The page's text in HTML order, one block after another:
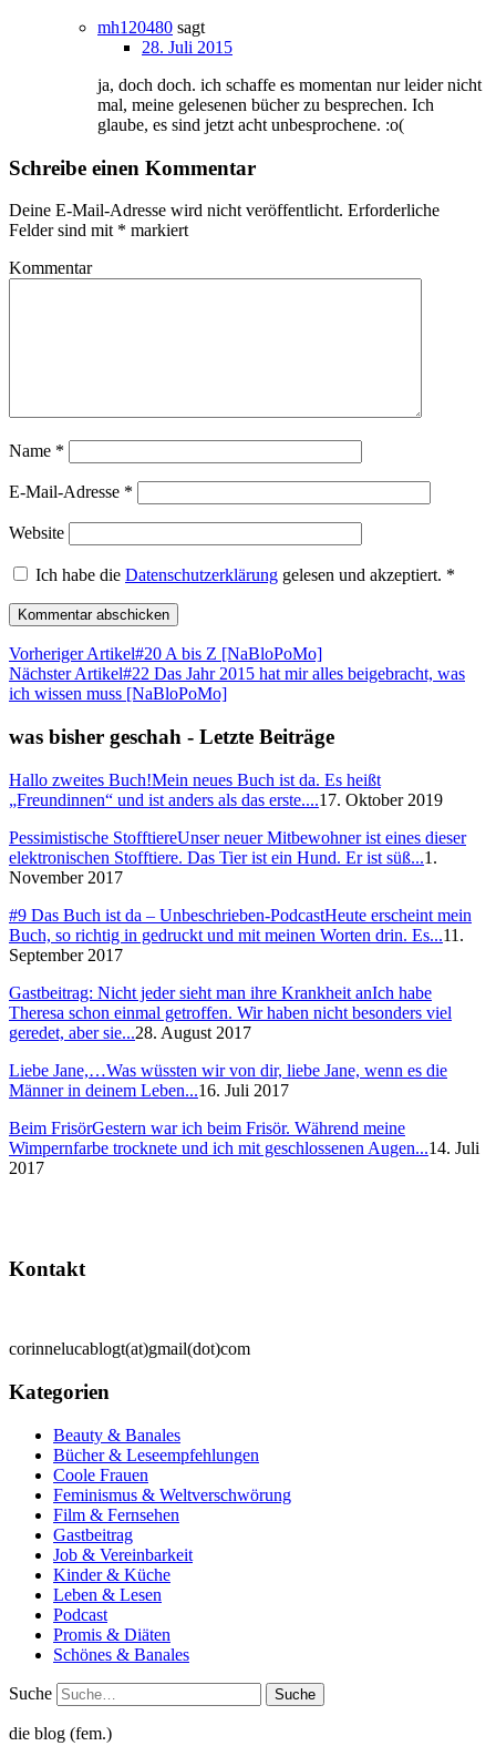
mh120480 sagt
28. Juli 2015
ja, doch doch. ich schaffe es momentan nur leider nicht
mal, meine gelesenen bücher zu besprechen. Ich
glaube, es sind jetzt acht unbesprochene. :o(
Schreibe einen Kommentar
Deine E-Mail-Adresse wird nicht veröffentlicht. Erforderliche
Felder sind mit * markiert
Kommentar
Name *
E-Mail-Adresse *
Website
Ich habe die Datenschutzerklärung gelesen und akzeptiert. *
Vorheriger Artikel#20 A bis Z [NaBloPoMo]
Nächster Artikel#22 Das Jahr 2015 hat mir alles beigebracht, was
ich wissen muss [NaBloPoMo]
was bisher geschah - Letzte Beiträge
Hallo zweites Buch!Mein neues Buch ist da. Es heißt
„Freundinnen“ und ist anders als das erste....17. Oktober 2019
Pessimistische StofftiereUnser neuer Mitbewohner ist eines dieser
elektronischen Stofftiere. Das Tier ist ein Hund. Er ist süß...1.
November 2017
#9 Das Buch ist da – Unbeschrieben-PodcastHeute erscheint mein
Buch, so richtig in gedruckt und mit meinen Worten drin. Es...11.
September 2017
Gastbeitrag: Nicht jeder sieht man ihre Krankheit anIch habe
Theresa schon einmal getroffen. Wir haben nicht besonders viel
geredet, aber sie...28. August 2017
Liebe Jane,…Was wüssten wir von dir, liebe Jane, wenn es die
Männer in deinem Leben...16. Juli 2017
Beim FrisörGestern war ich beim Frisör. Während meine
Wimpernfarbe trocknete und ich mit geschlossenen Augen...14. Juli
2017
Kontakt
corinnelucablogt(at)gmail(dot)com
Kategorien
Beauty & Banales
Bücher & Leseempfehlungen
Coole Frauen
Feminismus & Weltverschwörung
Film & Fernsehen
Gastbeitrag
Job & Vereinbarkeit
Kinder & Küche
Leben & Lesen
Podcast
Promis & Diäten
Schönes & Banales
Suche
die blog (fem.)